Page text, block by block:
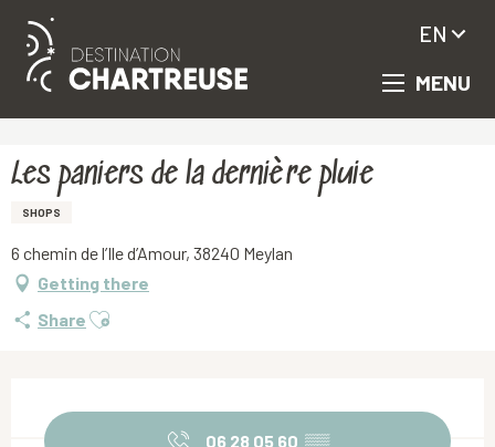
Aller
principal
MENU
EN
Les paniers de la dernière pluie
SHOPS
6 chemin de l’Ile d’Amour, 38240 Meylan
Getting there
Share Ajouter aux favoris
06 28 05 60 ▒▒